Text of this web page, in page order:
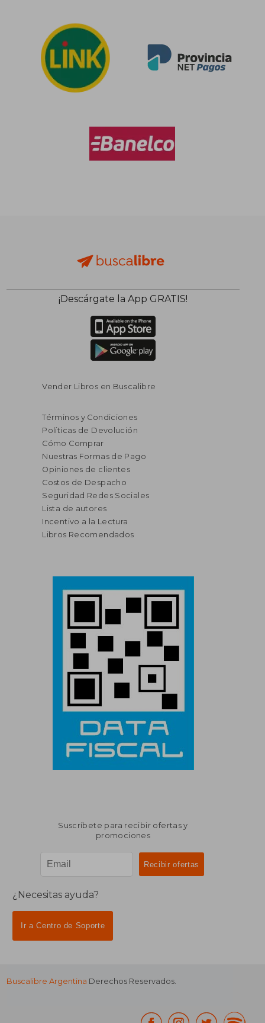
¡Descárgate la App GRATIS!
Vender Libros en Buscalibre
Términos y Condiciones
Políticas de Devolución
Cómo Comprar
Nuestras Formas de Pago
Opiniones de clientes
Costos de Despacho
Seguridad Redes Sociales
Lista de autores
Incentivo a la Lectura
Libros Recomendados
Suscríbete para recibir ofertas y
promociones
¿Necesitas ayuda?
Ir a Centro de Soporte
Buscalibre Argentina Derechos Reservados.